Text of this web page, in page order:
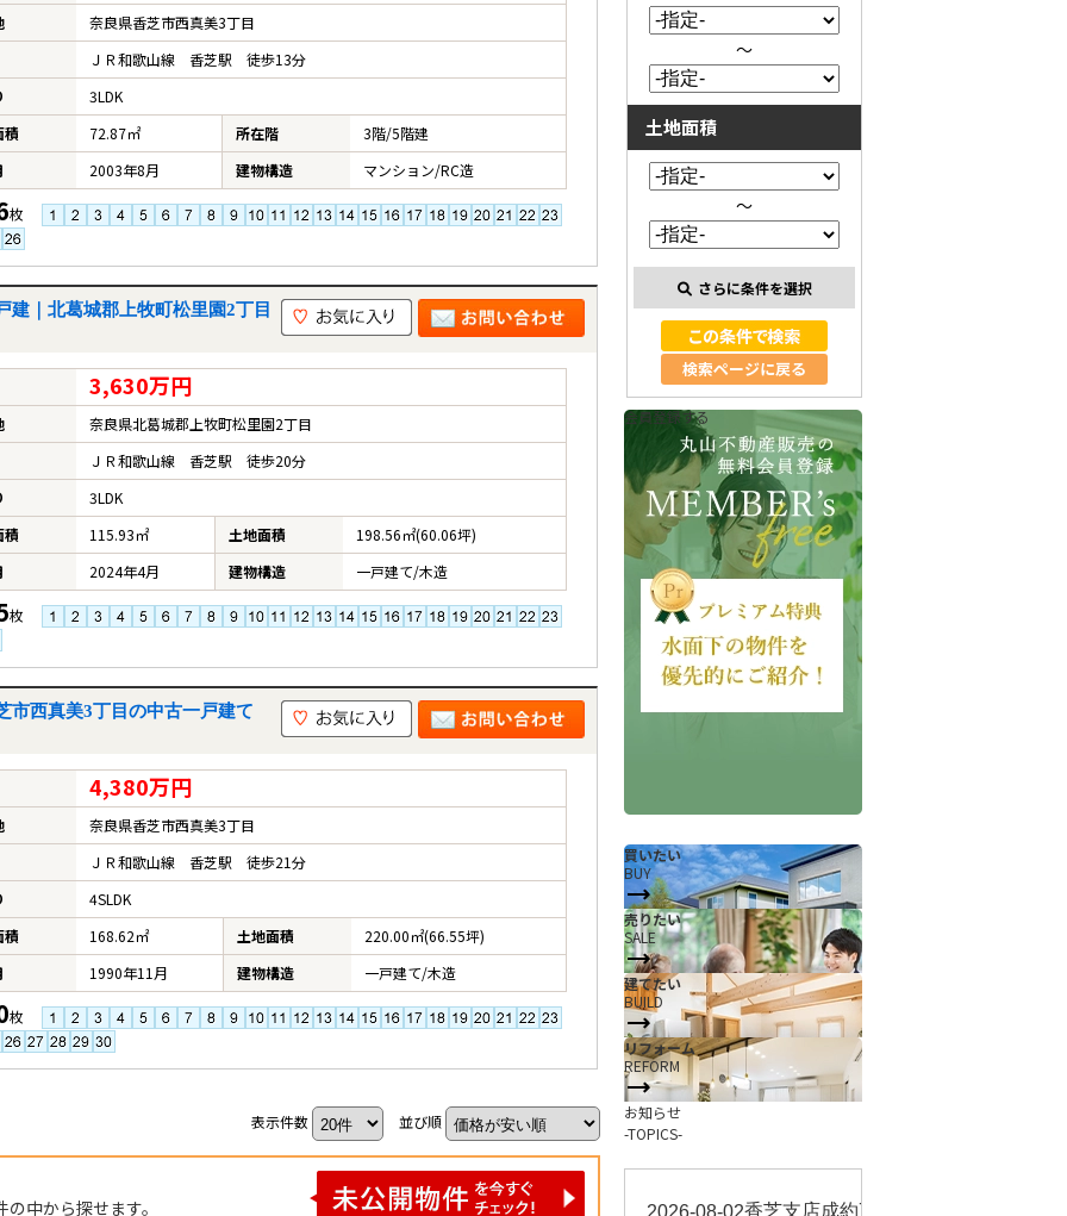
不動産売却ページ
不動産売却実績
購入希望者情報
建てたい・リフォーム建築専門ページ
建築事例一覧
当社について 会社概要
香芝支店紹介ページ
採用情報
お知らせ
コラム
奈良県香芝市西真美3丁目
ＪＲ和歌山線 香芝駅 徒歩13分
3LDK
積
72.87㎡ 所在階
3階/5階建
2003年8月 建物構造 マンション/RC造
枚
｜北葛城郡上牧町松里園2丁目
3,630万円
奈良県北葛城郡上牧町松里園2丁目
ＪＲ和歌山線 香芝駅 徒歩20分
3LDK
積
115.93㎡ 土地面積
198.56㎡(60.06坪)
2024年4月 建物構造 一戸建て/木造
枚
西真美3丁目の中古一戸建て
4,380万円
奈良県香芝市西真美3丁目
ＪＲ和歌山線 香芝駅 徒歩21分
4SLDK
積
168.62㎡ 土地面積
220.00㎡(66.55坪)
1990年11月 建物構造 一戸建て/木造
枚
表示件数 並び順
の中から探せます。
～
土地面積
～
さらに条件を選択
検索ページに戻る
会員登録する
買いたい
BUY
売りたい
SALE
建てたい
BUILD
リフォーム
REFORM
お知らせ
-TOPICS-